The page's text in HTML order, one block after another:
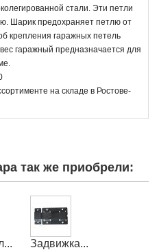
стали. Эти петли
Шарик предохраняет петлю от
крепления гаражных петель
гаражный предназначается для
на складе в Ростове-
так же приобрели:
Задвижка...